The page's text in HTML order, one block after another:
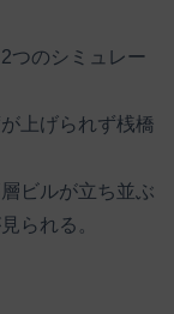
つのシミュレー
上げられず桟橋
ビルが立ち並ぶ
られる。